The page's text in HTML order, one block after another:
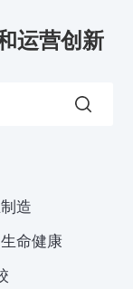
运营创新
造
生命健康